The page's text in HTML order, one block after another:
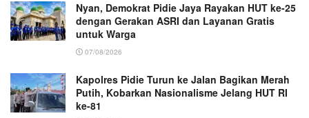
Nyan, Demokrat Pidie Jaya Rayakan HUT ke-25
dengan Gerakan ASRI dan Layanan Gratis
untuk Warga
07/08/2026
Kapolres Pidie Turun ke Jalan Bagikan Merah
Putih, Kobarkan Nasionalisme Jelang HUT RI
ke-81